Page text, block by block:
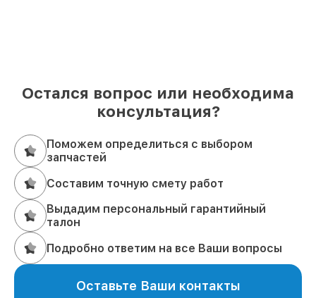
Остался вопрос или необходима
консультация?
Поможем определиться с выбором
запчастей
Составим точную смету работ
Выдадим персональный гарантийный
талон
Подробно ответим на все Ваши вопросы
Оставьте Ваши контакты